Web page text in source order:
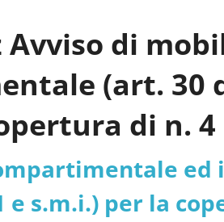
Avviso di
(art. 30
di n.
degli
Centro
e s.m.i.) per la